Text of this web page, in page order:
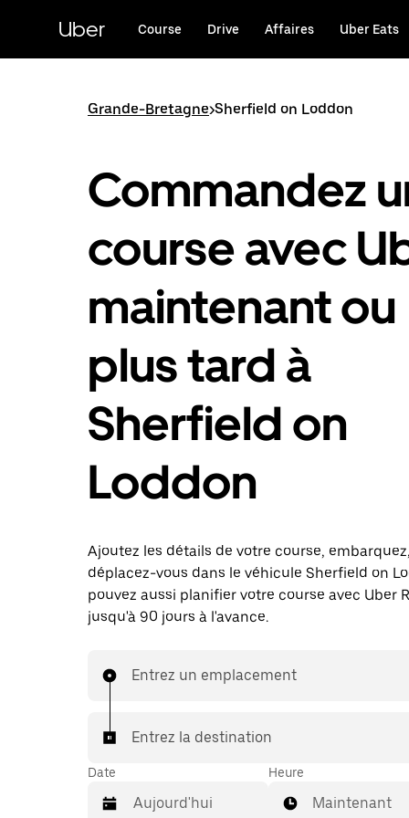
principal
Uber Course Drive Affaires Uber Eats
Grande-Bretagne>Sherfield on Loddon
Commandez
course avec
maintenant ou
plus tard à
Sherfield on
Loddon
Ajoutez les détails de votre course,
déplacez-vous dans le véhicule Sherfield on
pouvez aussi planifier votre course avec Uber
jusqu'à 90 jours à l'avance.
Entrez un emplacement
Entrez la destination
Date Heure
Maintenant